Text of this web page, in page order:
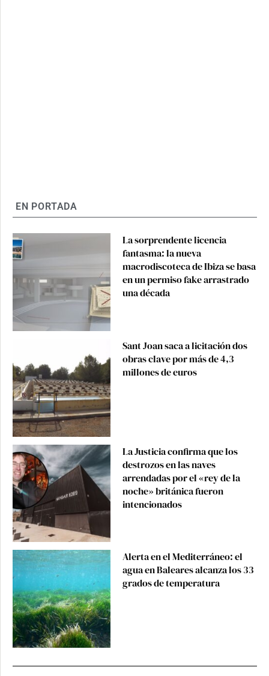
EN PORTADA
La sorprendente licencia
fantasma: la nueva
macrodiscoteca de Ibiza se basa
en un permiso fake arrastrado
una década
Sant Joan saca a licitación dos
obras clave por más de 4,3
millones de euros
La Justicia confirma que los
destrozos en las naves
arrendadas por el «rey de la
noche» británica fueron
intencionados
Alerta en el Mediterráneo: el
agua en Baleares alcanza los 33
grados de temperatura